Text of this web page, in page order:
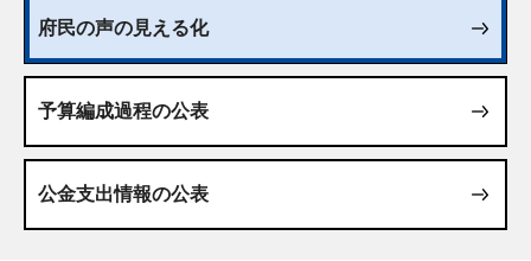
府民の声の見える化
予算編成過程の公表
公金支出情報の公表